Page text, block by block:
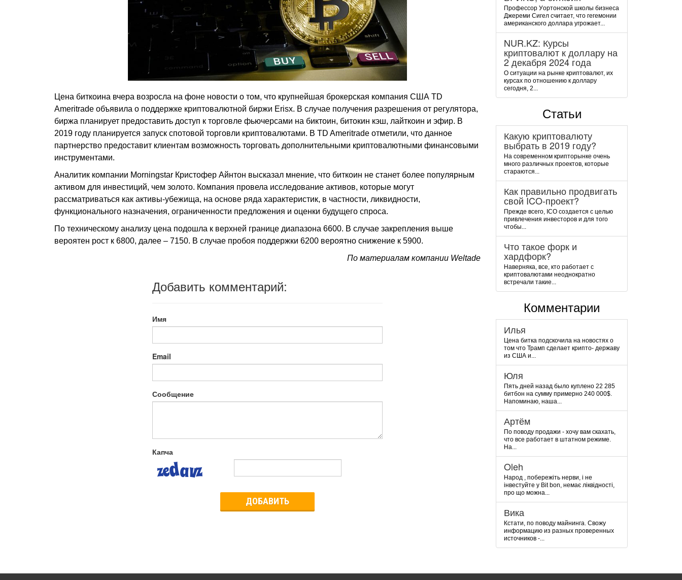
Цена биткоина вчера возросла на фоне новости о том, что крупнейшая брокерская компания США TD
Ameritrade объявила о поддержке криптовалютной биржи Erisx. В случае получения разрешения от регулятора,
биржа планирует предоставить доступ к торговле фьючерсами на биктоин, битокин кэш, лайткоин и эфир. В
2019 году планируется запуск спотовой торговли криптовалютами. В TD Ameritrade отметили, что данное
партнерство предоставит клиентам возможность торговать дополнительными криптовалютными финансовыми
инструментами.
Аналитик компании Morningstar Кристофер Айнтон высказал мнение, что биткоин не станет более популярным
активом для инвестиций, чем золото. Компания провела исследование активов, которые могут
рассматриваться как активы-убежища, на основе ряда характеристик, в частности, ликвидности,
функционального назначения, ограниченности предложения и оценки будущего спроса.
По техническому анализу цена подошла к верхней границе диапазона 6600. В случае закрепления выше
вероятен рост к 6800, далее – 7150. В случае пробоя поддержки 6200 вероятно снижение к 5900.
По материалам компании Weltade
Добавить комментарий:
Имя
Email
Сообщение
Капча
ДОБАВИТЬ
Пpoфeccop Уopтoнcкoй шкoлы бизнeca
Джepeми Cигeл cчитaeт, чтo гeгeмoнии
aмepикaнcкoгo дoллapa угpoжaeт...
NUR.KZ: Курсы
криптовалют к доллару на
2 декабря 2024 года
О ситуации на рынке криптовалют, их
курсах по отношению к доллару
сегодня, 2...
Статьи
Какую криптовалюту
выбрать в 2019 году?
На современном крипторынке очень
много различных проектов, которые
стараются...
Как правильно продвигать
свой ICO-проект?
Прежде всего, ICO создается с целью
привлечения инвесторов и для того
чтобы...
Что такое форк и
хардфорк?
Наверняка, все, кто работает с
криптовалютами неоднократно
встречали такие...
Комментарии
Илья
Цена битка подскочила на новостях о
том что Трамп сделает крипто- державу
из США и...
Юля
Пять дней назад было куплено 22 285
битбон на сумму примерно 240 000$.
Напоминаю, наша...
Артём
По поводу продажи - хочу вам скахать,
что все работает в штатном режиме.
На...
Oleh
Народ , побережіть нерви, і не
інвестуйте у Bit bon, немає ліквідності,
про що можна...
Вика
Кстати, по поводу майнинга. Свожу
информацию из разных проверенных
источников -...